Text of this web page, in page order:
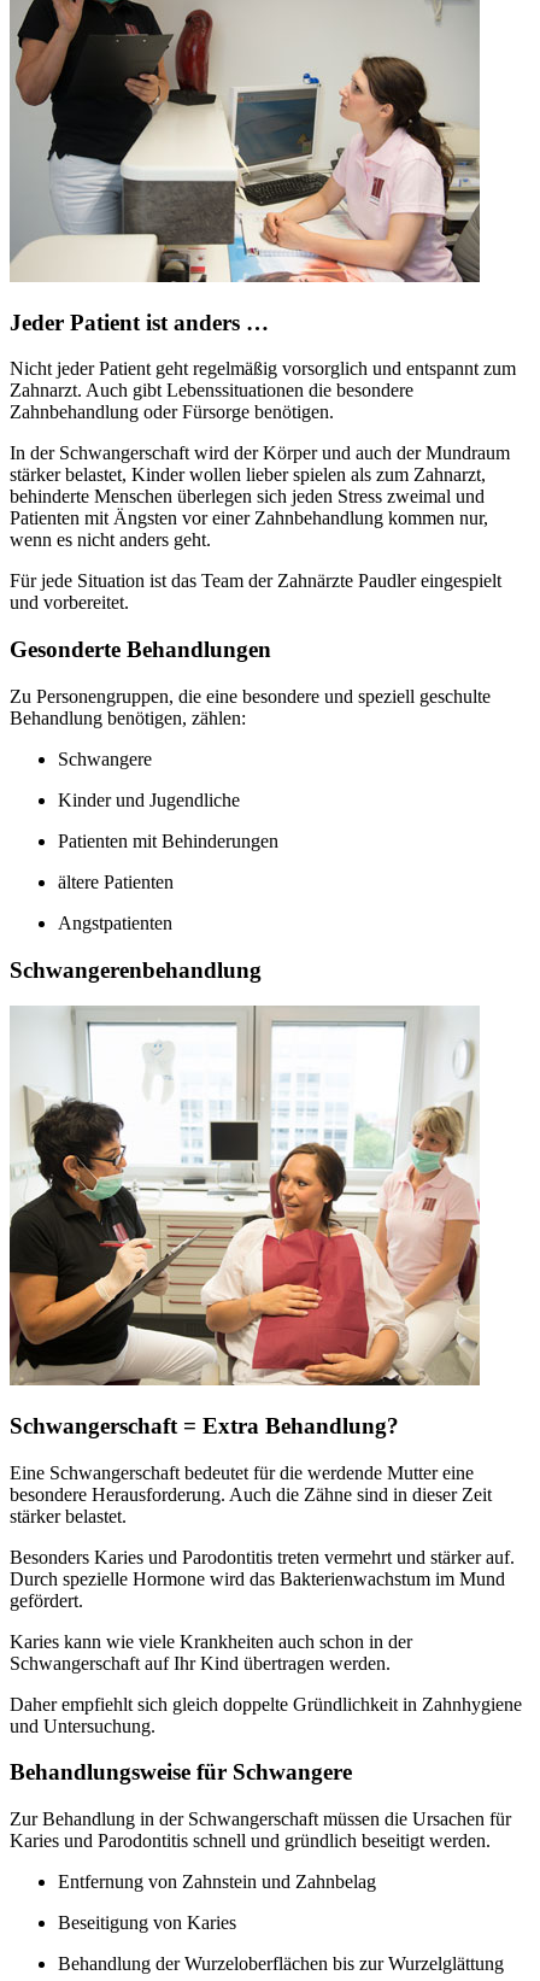
Jeder Patient ist anders …
Nicht jeder Patient geht regelmäßig vorsorglich und entspannt zum
Zahnarzt. Auch gibt Lebenssituationen die besondere
Zahnbehandlung oder Fürsorge benötigen.
In der Schwangerschaft wird der Körper und auch der Mundraum
stärker belastet, Kinder wollen lieber spielen als zum Zahnarzt,
behinderte Menschen überlegen sich jeden Stress zweimal und
Patienten mit Ängsten vor einer Zahnbehandlung kommen nur,
wenn es nicht anders geht.
Für jede Situation ist das Team der Zahnärzte Paudler eingespielt
und vorbereitet.
Gesonderte Behandlungen
Zu Personengruppen, die eine besondere und speziell geschulte
Behandlung benötigen, zählen:
Schwangere
Kinder und Jugendliche
Patienten mit Behinderungen
ältere Patienten
Angstpatienten
Schwangerenbehandlung
Schwangerschaft = Extra Behandlung?
Eine Schwangerschaft bedeutet für die werdende Mutter eine
besondere Herausforderung. Auch die Zähne sind in dieser Zeit
stärker belastet.
Besonders Karies und Parodontitis treten vermehrt und stärker auf.
Durch spezielle Hormone wird das Bakterienwachstum im Mund
gefördert.
Karies kann wie viele Krankheiten auch schon in der
Schwangerschaft auf Ihr Kind übertragen werden.
Daher empfiehlt sich gleich doppelte Gründlichkeit in Zahnhygiene
und Untersuchung.
Behandlungsweise für Schwangere
Zur Behandlung in der Schwangerschaft müssen die Ursachen für
Karies und Parodontitis schnell und gründlich beseitigt werden.
Entfernung von Zahnstein und Zahnbelag
Beseitigung von Karies
Behandlung der Wurzeloberflächen bis zur Wurzelglättung